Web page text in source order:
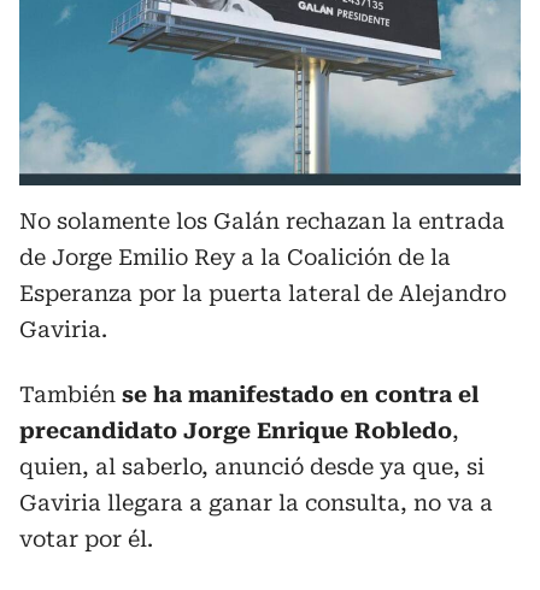
No solamente los Galán rechazan la entrada
de Jorge Emilio Rey a la Coalición de la
Esperanza por la puerta lateral de Alejandro
Gaviria.
También se ha manifestado en contra el
precandidato Jorge Enrique Robledo,
quien, al saberlo, anunció desde ya que, si
Gaviria llegara a ganar la consulta, no va a
votar por él.